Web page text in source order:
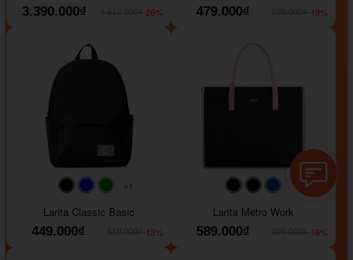
3.390.000₫
-26%
479.000₫
-19%
#faf0e6#000000#0000FF
+1
Larita Classic Basic
449.000₫
-13%
#000000#000000#1e35a5
Larita Metro Work
589.000₫
-16%